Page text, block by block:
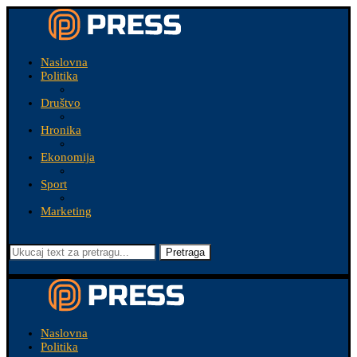
Naslovna
Politika
Društvo
Hronika
Ekonomija
Sport
Marketing
Pretraga
Naslovna
Politika